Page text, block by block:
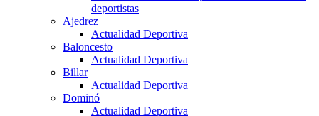
deportistas
Ajedrez
Actualidad Deportiva
Baloncesto
Actualidad Deportiva
Billar
Actualidad Deportiva
Dominó
Actualidad Deportiva